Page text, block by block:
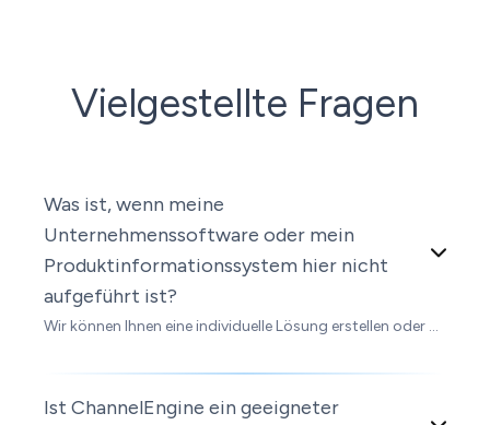
Vielgestellte Fragen
Was ist, wenn meine
Unternehmenssoftware oder mein
Produktinformationssystem hier nicht
aufgeführt ist?
Wir können Ihnen eine individuelle Lösung erstellen oder ...
Ist ChannelEngine ein geeigneter